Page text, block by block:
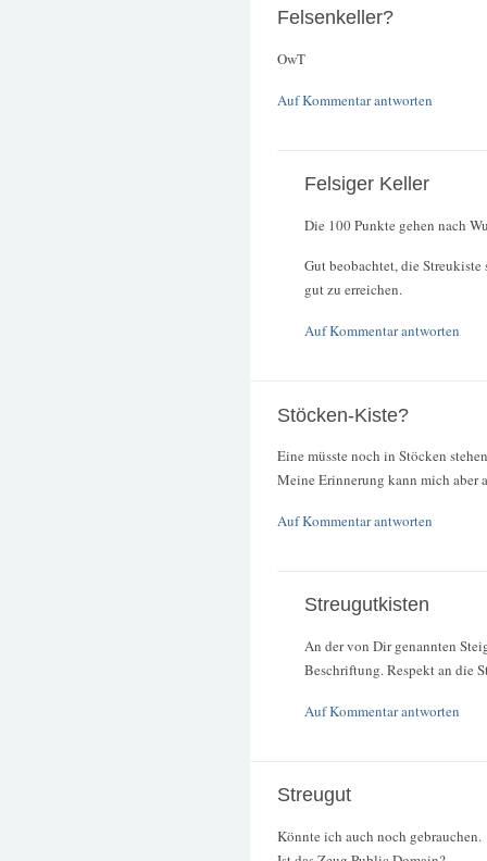
Felsenkeller?
OwT
Auf Kommentar antworten
Felsiger Keller
Die 100 Punkte gehen nach
Gut beobachtet, die Streukiste
gut zu erreichen.
Auf Kommentar antworten
Stöcken-Kiste?
Eine müsste noch in Stöcken
Meine Erinnerung kann mich aber
Auf Kommentar antworten
Streugutkisten
An der von Dir genannten
Beschriftung. Respekt an die
Auf Kommentar antworten
Streugut
Könnte ich auch noch gebrauchen.